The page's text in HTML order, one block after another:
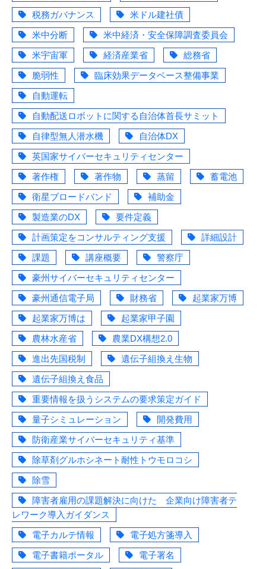
税務ガバナンス
米ドル建社債
米中分断
米中経済・安全保障調査委員会
米宇宙軍
経済産業省
総務省
脆弱性
臨床効果データベース整備事業
自動運転
自動配送ロボットに関する自治体首長サミット
自律型無人潜水機
自治体DX
英国家サイバーセキュリティセンター
著作権
著作物 蒸留
蓄電池
衛星ブロードバンド
補助金
製造業のDX
要件定義
計画策定をコンサルティング支援
詳細設計
課題
講座概要
警察庁
豪州サイバーセキュリティセンター
豪州通信電子局
財務省
起業家万博
起業家万博は
起業家甲子園
農林水産省
農業DX構想2.0
進出先国税制
遺伝子組換え生物
遺伝子組換え食品
重要情報を扱うシステムの要求策定ガイド
量子シミュレーション
開発費用
防衛産業サイバーセキュリティ基準
除草剤グルホシネート耐性トウモロコシ
除雪
障害者雇用の課題解決に向けた 企業向け障害者テ
レワーク導入ガイダンス
電子カルテ情報
電子処方箋導入
電子書籍ポータル
電子署名